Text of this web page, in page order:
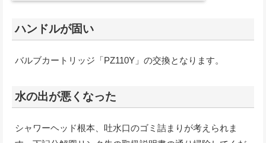
ハンドルが固い
バルブカートリッジ「PZ110Y」の交換となります。
水の出が悪くなった
シャワーヘッド根本、吐水口のゴミ詰まりが考えられま